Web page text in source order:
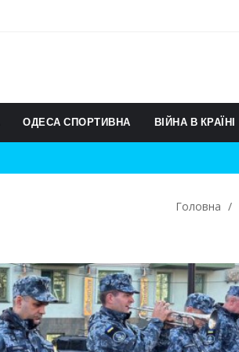
ОДЕСА СПОРТИВНА ВІЙНА В КРАЇНІ
Головна /